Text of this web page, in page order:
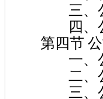
三、公
四、公司
第四节 公
一、公
二、公司
三、公